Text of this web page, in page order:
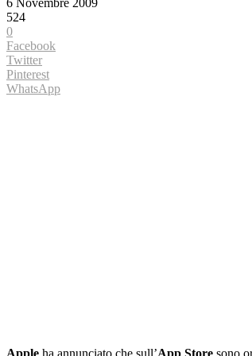
524
0
Facebook
Twitter
Pinterest
WhatsApp
Apple ha annunciato che sull’App Store sono